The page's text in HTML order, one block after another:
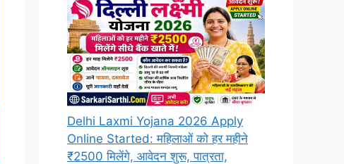
Delhi Laxmi Yojana 2026 Apply
Online Started: महिलाओं को हर महीने
₹2500 मिलेंगे, आवेदन शुरू, पात्रता,